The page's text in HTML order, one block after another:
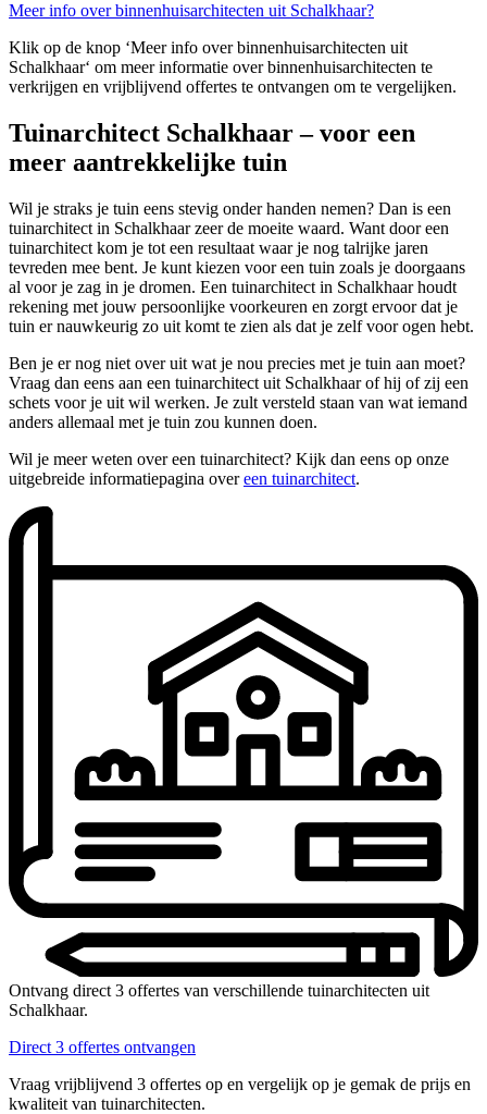
Meer info over binnenhuisarchitecten uit Schalkhaar?
Klik op de knop ‘Meer info over binnenhuisarchitecten uit
Schalkhaar‘ om meer informatie over binnenhuisarchitecten te
verkrijgen en vrijblijvend offertes te ontvangen om te vergelijken.
Tuinarchitect Schalkhaar – voor een
meer aantrekkelijke tuin
Wil je straks je tuin eens stevig onder handen nemen? Dan is een
tuinarchitect in Schalkhaar zeer de moeite waard. Want door een
tuinarchitect kom je tot een resultaat waar je nog talrijke jaren
tevreden mee bent. Je kunt kiezen voor een tuin zoals je doorgaans
al voor je zag in je dromen. Een tuinarchitect in Schalkhaar houdt
rekening met jouw persoonlijke voorkeuren en zorgt ervoor dat je
tuin er nauwkeurig zo uit komt te zien als dat je zelf voor ogen hebt.
Ben je er nog niet over uit wat je nou precies met je tuin aan moet?
Vraag dan eens aan een tuinarchitect uit Schalkhaar of hij of zij een
schets voor je uit wil werken. Je zult versteld staan van wat iemand
anders allemaal met je tuin zou kunnen doen.
Wil je meer weten over een tuinarchitect? Kijk dan eens op onze
uitgebreide informatiepagina overeen tuinarchitect.
Ontvang direct 3 offertes van verschillende tuinarchitecten uit
Schalkhaar.
Direct 3 offertes ontvangen
Vraag vrijblijvend 3 offertes op en vergelijk op je gemak de prijs en
kwaliteit van tuinarchitecten.